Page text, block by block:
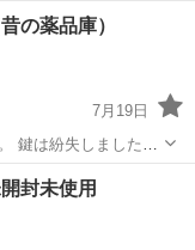
薬品庫）
7月19日
鍵は紛失しました。
、すみません。m(_
棚
封未使用